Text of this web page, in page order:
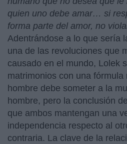
quien uno debe amar… si
forma parte del amor, no
Adentrándose a lo que sería
una de las revoluciones que
causado en el mundo, Lolek
matrimonios con una fórmula
hombre debe someter a la
hombre, pero la conclusión
que ambos mantengan una
independencia respecto al
contraria. La clave de la